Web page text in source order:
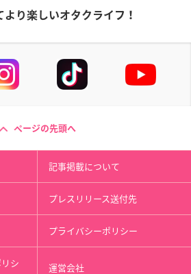
より楽しいオタクライフ！
ページの先頭へ
記事掲載について
プレスリリース送付先
プライバシーポリシー
シ 運営会社